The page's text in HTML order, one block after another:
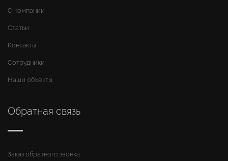
О компании
Статьи
Контакты
Сотрудники
Наши объекты
Обратная связь
Заказ обратного звонка